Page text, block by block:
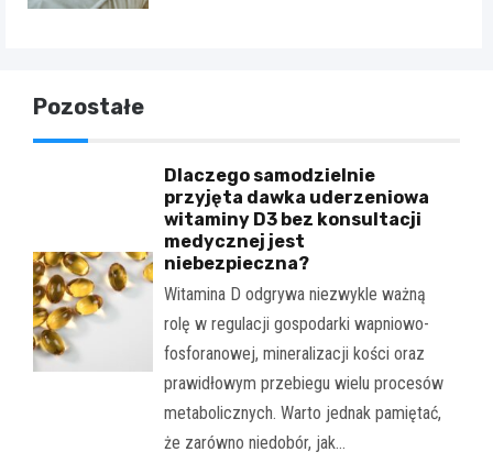
Pozostałe
Dlaczego samodzielnie
przyjęta dawka uderzeniowa
witaminy D3 bez konsultacji
medycznej jest
niebezpieczna?
Witamina D odgrywa niezwykle ważną
rolę w regulacji gospodarki wapniowo-
fosforanowej, mineralizacji kości oraz
prawidłowym przebiegu wielu procesów
metabolicznych. Warto jednak pamiętać,
że zarówno niedobór, jak…